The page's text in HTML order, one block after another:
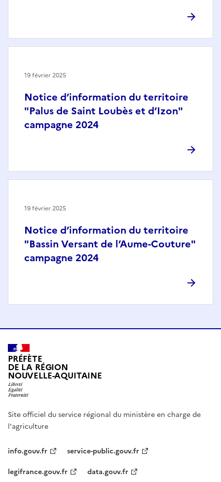
Notice d’information du territoire
"Palus de Saint Loubès et d’Izon"
campagne 2024
19 février 2025
Notice d’information du territoire
"Bassin Versant de l’Aume-Couture"
campagne 2024
19 février 2025
PRÉFÈTE
DE LA RÉGION
NOUVELLE-AQUITAINE
Site officiel du service régional du ministère en charge de
l'agriculture
info.gouv.fr
service-public.gouv.fr
legifrance.gouv.fr
data.gouv.fr